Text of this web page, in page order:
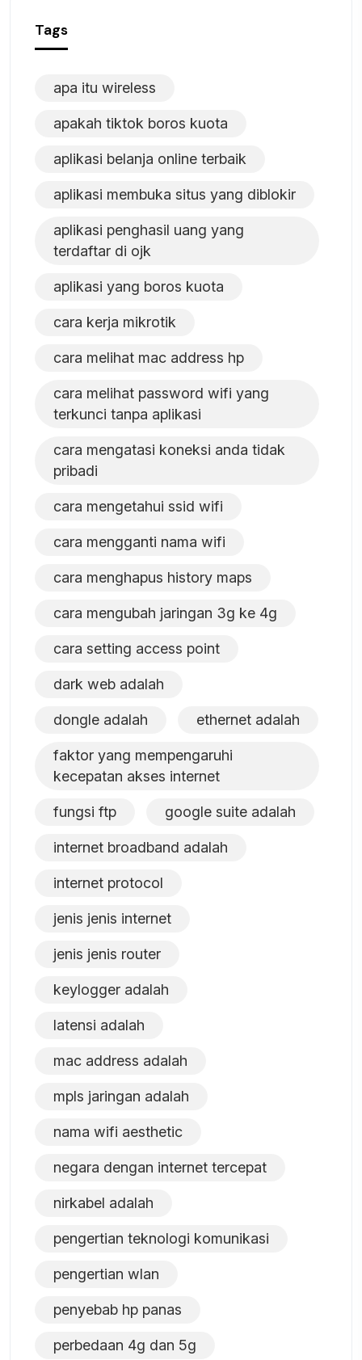
Tags
apa itu wireless
apakah tiktok boros kuota
aplikasi belanja online terbaik
aplikasi membuka situs yang diblokir
aplikasi penghasil uang yang
terdaftar di ojk
aplikasi yang boros kuota
cara kerja mikrotik
cara melihat mac address hp
cara melihat password wifi yang
terkunci tanpa aplikasi
cara mengatasi koneksi anda tidak
pribadi
cara mengetahui ssid wifi
cara mengganti nama wifi
cara menghapus history maps
cara mengubah jaringan 3g ke 4g
cara setting access point
dark web adalah
dongle adalah ethernet adalah
faktor yang mempengaruhi
kecepatan akses internet
fungsi ftp google suite adalah
internet broadband adalah
internet protocol
jenis jenis internet
jenis jenis router
keylogger adalah
latensi adalah
mac address adalah
mpls jaringan adalah
nama wifi aesthetic
negara dengan internet tercepat
nirkabel adalah
pengertian teknologi komunikasi
pengertian wlan
penyebab hp panas
perbedaan 4g dan 5g